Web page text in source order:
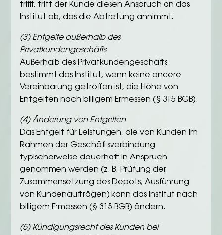
trifft, tritt der Kunde diesen Anspruch an das
Institut ab, das die Abtretung annimmt.
(3) Entgelte außerhalb des
Privatkundengeschäfts
Außerhalb des Privatkundengeschäfts
bestimmt das Institut, wenn keine andere
Vereinbarung getroffen ist, die Höhe von
Entgelten nach billigem Ermessen (§ 315 BGB).
(4) Änderung von Entgelten
Das Entgelt für Leistungen, die von Kunden im
Rahmen der Geschäftsverbindung
typischerweise dauerhaft in Anspruch
genommen werden (z. B. Prüfung der
Zusammensetzung des Depots, Ausführung
von Kundenaufträgen) kann das Institut nach
billigem Ermessen (§ 315 BGB) ändern.
(5) Kündigungsrecht des Kunden bei